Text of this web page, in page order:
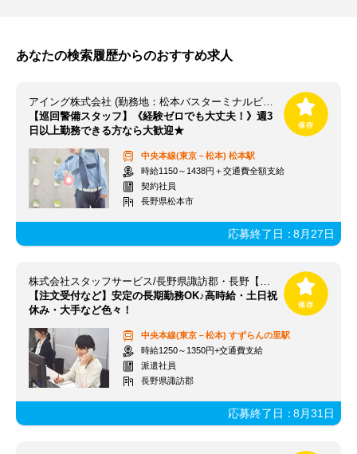
あなたの検索履歴からのおすすめ求人
アイング株式会社 (勤務地：松本バスターミナルビル（アルピコプラザ）)
【巡回警備スタッフ】《経験ゼロでも大丈夫！》週3
日以上勤務できる方なら大歓迎★
中央本線(東京－松本) 松本駅
時給1150～1438円＋交通費全額支給
契約社員
長野県松本市
応募終了日：8月27日
株式会社スタッフサービス/長野県諏訪郡・長野【すずらんの里駅】
【注文受付など】安定の長期勤務OK♪高時給・土日祝
休み・大手など色々！
中央本線(東京－松本) すずらんの里駅
時給1250～1350円+交通費支給
派遣社員
長野県諏訪郡
応募終了日：8月31日